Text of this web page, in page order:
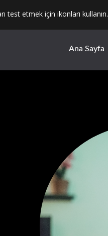
test etmek için ikonları kullanın.